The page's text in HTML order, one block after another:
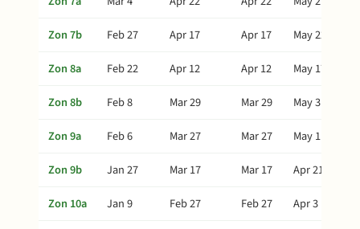
Zon 7b
Feb 27 Apr 17 Apr 17
May 22
Zon 8a
Feb 22 Apr 12 Apr 12
May 17
Zon 8b
Feb 8 Mar 29 Mar 29
May 3
Zon 9a
Feb 6 Mar 27 Mar 27
May 1
Zon 9b
Jan 27 Mar 17 Mar 17
Apr 21
Zon 10a
Jan 9 Feb 27 Feb 27 Apr 3